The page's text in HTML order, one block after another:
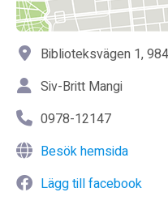
Biblioteksvägen 1,
Siv-Britt Mangi
0978-12147
Besök hemsida
Lägg till facebook